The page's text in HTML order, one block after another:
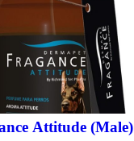
Attitude (Male)